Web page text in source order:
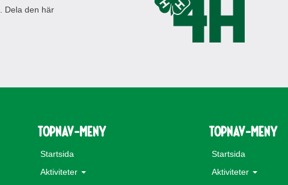
Dela den här
topnav-meny
Startsida
Aktiviteter
topnav-meny
Startsida
Aktiviteter